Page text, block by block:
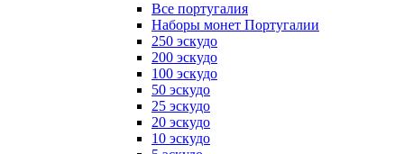
Все португалия
Наборы монет Португалии
250 эскудо
200 эскудо
100 эскудо
50 эскудо
25 эскудо
20 эскудо
10 эскудо